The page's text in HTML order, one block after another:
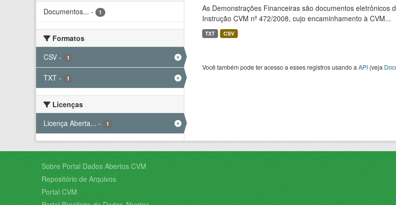
Documentos... - 1
Formatos
CSV - 1
TXT - 1
Licenças
Licença Aberta... - 1
As Demonstrações Financeiras são documentos
Instrução CVM nº 472/2008, cujo encaminhamento à CVM...
TXT CSV
Você também pode ter acesso a esses registros usando a API(veja
Sobre Portal Dados Abertos CVM
Repositório de Arquivos
Portal CVM